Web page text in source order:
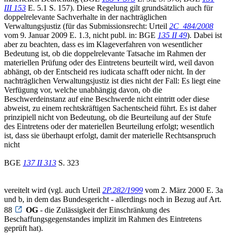
III 153 E. 5.1 S. 157). Diese Regelung gilt grundsätzlich auch für
doppelrelevante Sachverhalte in der nachträglichen
Verwaltungsjustiz (für das Submissionsrecht: Urteil 2C_484/2008
vom 9. Januar 2009 E. 1.3, nicht publ. in: BGE 135 II 49). Dabei ist
aber zu beachten, dass es im Klageverfahren von wesentlicher
Bedeutung ist, ob die doppelrelevante Tatsache im Rahmen der
materiellen Prüfung oder des Eintretens beurteilt wird, weil davon
abhängt, ob der Entscheid res iudicata schafft oder nicht. In der
nachträglichen Verwaltungsjustiz ist dies nicht der Fall: Es liegt eine
Verfügung vor, welche unabhängig davon, ob die
Beschwerdeinstanz auf eine Beschwerde nicht eintritt oder diese
abweist, zu einem rechtskräftigen Sachentscheid führt. Es ist daher
prinzipiell nicht von Bedeutung, ob die Beurteilung auf der Stufe
des Eintretens oder der materiellen Beurteilung erfolgt; wesentlich
ist, dass sie überhaupt erfolgt, damit der materielle Rechtsanspruch
nicht
BGE 137 II 313 S. 323
vereitelt wird (vgl. auch Urteil 2P.282/1999 vom 2. März 2000 E. 3a
und b, in dem das Bundesgericht - allerdings noch in Bezug auf Art.
88
OG - die Zulässigkeit der Einschränkung des
Beschaffungsgegenstandes implizit im Rahmen des Eintretens
geprüft hat).